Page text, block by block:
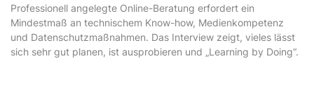
Professionell angelegte Online-Beratung erfordert ein
Mindestmaß an technischem Know-how, Medienkompetenz
und Datenschutzmaßnahmen. Das Interview zeigt, vieles lässt
sich sehr gut planen, ist ausprobieren und „Learning by Doing“.